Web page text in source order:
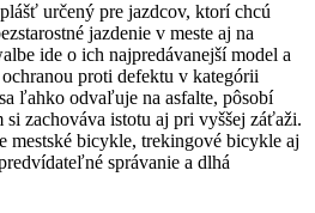
určený pre jazdcov, ktorí chcú
jazdenie v meste aj na
ide o ich najpredávanejší model a
proti defektu v kategórii
ľahko odvaľuje na asfalte, pôsobí
zachováva istotu aj pri vyššej záťaži.
mestské bicykle, trekingové bicykle aj
správanie a dlhá